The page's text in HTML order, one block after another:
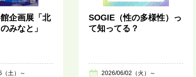
企画展「北
みなと」
土）～
SOGIE（性の多様性）っ
て知ってる？
2026/06/02（火）～